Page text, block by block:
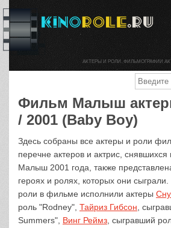
Фильм Малыш
/ 2001 (Baby Boy)
Здесь собраны все актеры и роли
перечне актеров и актрис,
Малыш 2001 года, также
героях и ролях, которых они
роли в фильме исполнили актеры
роль "Rodney", Тайриз Гибсон ,
Summers", Винг Реймз , сыгравший
АКТЕРЫ И РОЛИ. ФИЛЬМОГРАФИИ